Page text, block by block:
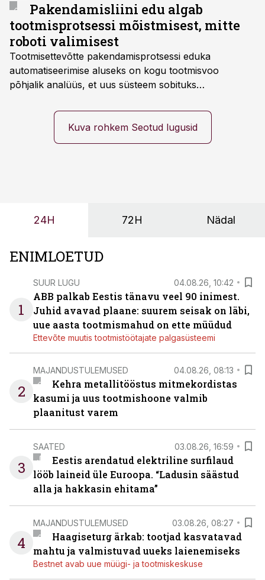
Pakendamisliini edu algab
tootmisprotsessi mõistmisest, mitte
roboti valimisest
Tootmisettevõtte pakendamisprotsessi eduka
automatiseerimise aluseks on kogu tootmisvoo
põhjalik analüüs, et uus süsteem sobituks
tööjõuvajadust ning oleks valmis ka ettevõtte
tulevasteks arenguteks. Lihtsalt roboti lisamine
enamasti oodatud tulemust ei too, nendib tootmise ja
Kuva rohkem Seotud lugusid
24H 72H Nädal
ENIMLOETUD
1
SUUR LUGU 04.08.26, 10:42
ABB palkab Eestis tänavu veel 90 inimest.
Juhid avavad plaane: suurem seisak on läbi,
uue aasta tootmismahud on ette müüdud
Ettevõte muutis tootmistöötajate palgasüsteemi
2
MAJANDUSTULEMUSED 04.08.26, 08:13
Kehra metallitööstus mitmekordistas
kasumi ja uus tootmishoone valmib
plaanitust varem
3
SAATED 03.08.26, 16:59
Eestis arendatud elektriline surfilaud
lööb laineid üle Euroopa. “Ladusin säästud
alla ja hakkasin ehitama”
4
MAJANDUSTULEMUSED 03.08.26, 08:27
Haagiseturg ärkab: tootjad kasvatavad
mahtu ja valmistuvad uueks laienemiseks
Bestnet avab uue müügi- ja tootmiskeskuse